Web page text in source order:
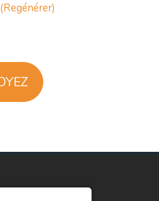
(Regénérer)